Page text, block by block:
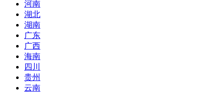
河南
湖北
湖南
广东
广西
海南
四川
贵州
云南